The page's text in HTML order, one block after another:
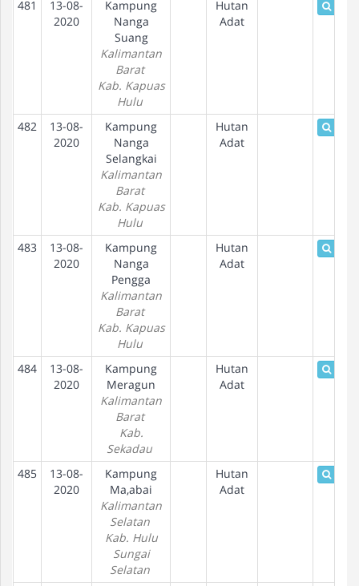
481
13-08-
2020
Kampung
Nanga
Suang
Kalimantan
Barat
Kab. Kapuas
Hulu
Hutan
Adat
482
13-08-
2020
Kampung
Nanga
Selangkai
Kalimantan
Barat
Kab. Kapuas
Hulu
Hutan
Adat
483
13-08-
2020
Kampung
Nanga
Pengga
Kalimantan
Barat
Kab. Kapuas
Hulu
Hutan
Adat
484
13-08-
2020
Kampung
Meragun
Kalimantan
Barat
Kab.
Sekadau
Hutan
Adat
485
13-08-
2020
Kampung
Ma,abai
Kalimantan
Selatan
Kab. Hulu
Sungai
Selatan
Hutan
Adat